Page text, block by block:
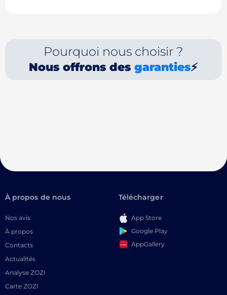
Pourquoi nous choisir ?
Nous offrons desgaranties⚡
À propos de nous
Nos avis
À propos
Contacts
Actualités
Analyse ZOZI
Carte ZOZI
Télécharger
App Store
Google Play
AppGallery